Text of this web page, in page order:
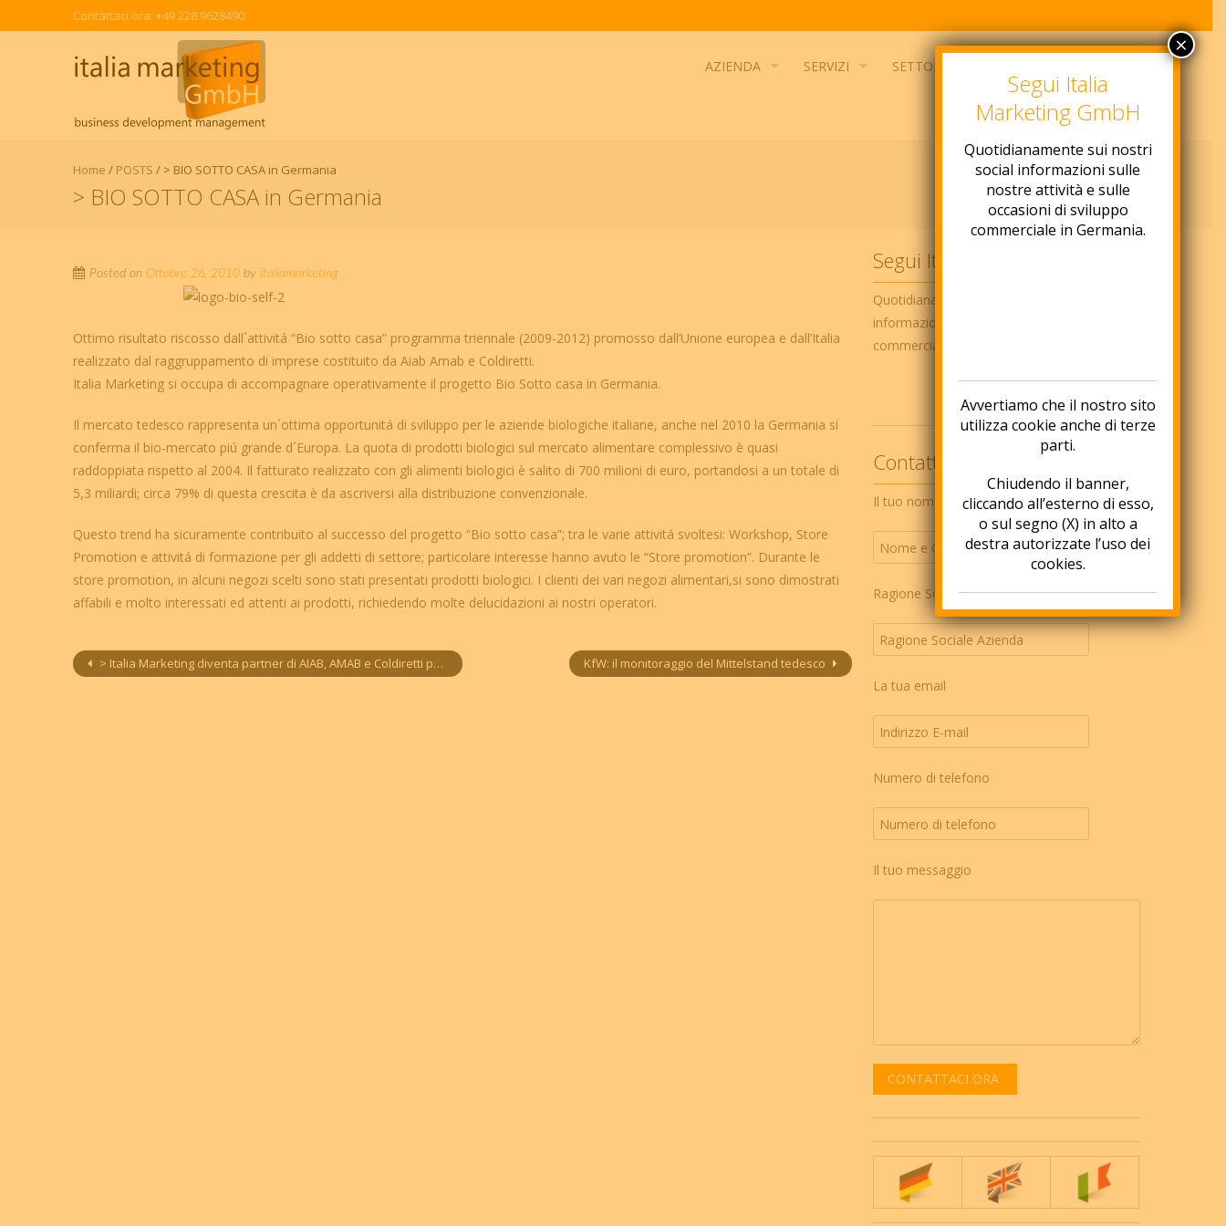
Contattaci ora: +49 228 9628490
AZIENDA SERVIZI SETTORI
Home / POSTS / > BIO SOTTO CASA in Germania
> BIO SOTTO CASA in Germania
Posted on Ottobre 26, 2010by italiamarketing
Ottimo risultato riscosso dall´attivitá “Bio sotto casa” programma triennale (2009-2012) promosso dall’Unione europea e dall’Italia
realizzato dal raggruppamento di imprese costituito da Aiab Amab e Coldiretti.
Italia Marketing si occupa di accompagnare operativamente il progetto Bio Sotto casa in Germania.
Il mercato tedesco rappresenta un´ottima opportunitá di sviluppo per le aziende biologiche italiane, anche nel 2010 la Germania si
conferma il bio-mercato piú grande d´Europa. La quota di prodotti biologici sul mercato alimentare complessivo è quasi
raddoppiata rispetto al 2004. Il fatturato realizzato con gli alimenti biologici è salito di 700 milioni di euro, portandosi a un totale di
5,3 miliardi; circa 79% di questa crescita è da ascriversi alla distribuzione convenzionale.
Questo trend ha sicuramente contribuito al successo del progetto “Bio sotto casa”; tra le varie attivitá svoltesi: Workshop, Store
Promotion e attivitá di formazione per gli addetti di settore; particolare interesse hanno avuto le “Store promotion”. Durante le
store promotion, in alcuni negozi scelti sono stati presentati prodotti biologici. I clienti dei vari negozi alimentari,si sono dimostrati
affabili e molto interessati ed attenti ai prodotti, richiedendo molte delucidazioni ai nostri operatori.
> Italia Marketing diventa partner di AIAB, AMAB e Coldiretti per il progetto “Bio sotto casa” in Germania KfW: il monitoraggio del Mittelstand tedesco
Segui Italia Marketing
Quotidianamente sui nostri social network
informazioni ed idee per lo sviluppo
commerciale in Germania
Contattaci ora!
Il tuo nome
Ragione Sociale Azienda
La tua email
Numero di telefono
Il tuo messaggio
Segui Italia
Marketing GmbH
Quotidianamente sui nostri
social informazioni sulle
nostre attività e sulle
occasioni di sviluppo
commerciale in Germania.
Avvertiamo che il nostro sito
utilizza cookie anche di terze
parti.
Chiudendo il banner,
cliccando all’esterno di esso,
o sul segno (X) in alto a
destra autorizzate l’uso dei
cookies.
×